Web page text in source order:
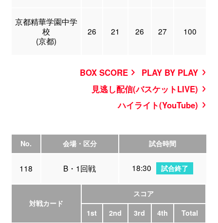
京都精華学園中学
校
(京都)
26 21 26 27 100
BOX SCORE
PLAY BY PLAY
見逃し配信(バスケットLIVE)
ハイライト(YouTube)
No. 会場・区分 試合時間
118 B・1回戦 18:30 試合終了
対戦カード
スコア
1st
2nd 3rd 4th Total